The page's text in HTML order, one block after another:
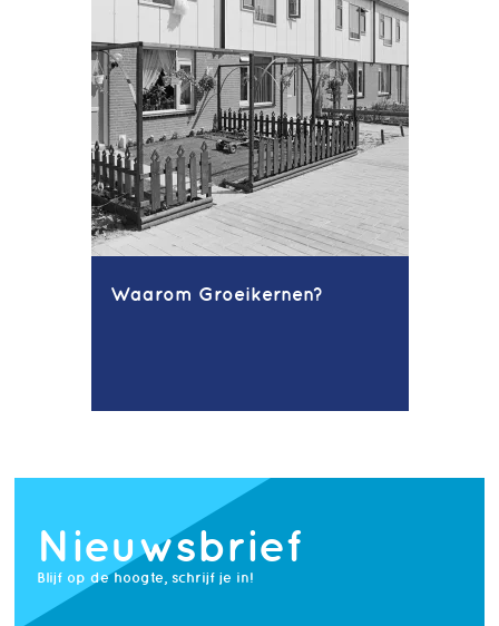
Waarom Groeikernen?
Nieuwsbrief
Blijf op de hoogte, schrijf je in!